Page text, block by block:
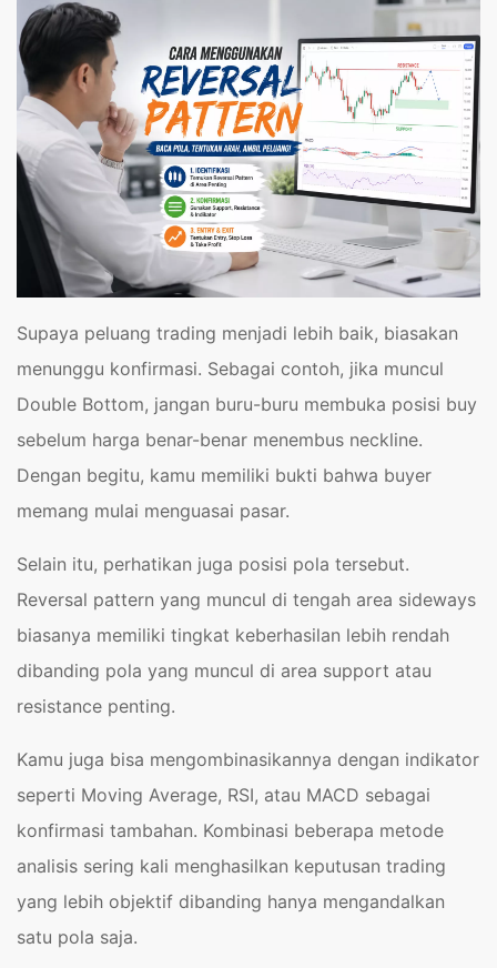
Supaya peluang trading menjadi lebih baik, biasakan
menunggu konfirmasi. Sebagai contoh, jika muncul
Double Bottom, jangan buru-buru membuka posisi buy
sebelum harga benar-benar menembus neckline.
Dengan begitu, kamu memiliki bukti bahwa buyer
memang mulai menguasai pasar.
Selain itu, perhatikan juga posisi pola tersebut.
Reversal pattern yang muncul di tengah area sideways
biasanya memiliki tingkat keberhasilan lebih rendah
dibanding pola yang muncul di area support atau
resistance penting.
Kamu juga bisa mengombinasikannya dengan indikator
seperti Moving Average, RSI, atau MACD sebagai
konfirmasi tambahan. Kombinasi beberapa metode
analisis sering kali menghasilkan keputusan trading
yang lebih objektif dibanding hanya mengandalkan
satu pola saja.